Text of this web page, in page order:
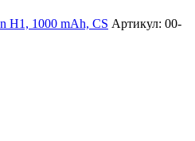
H1, 1000 mAh, CS Артикул: 00-